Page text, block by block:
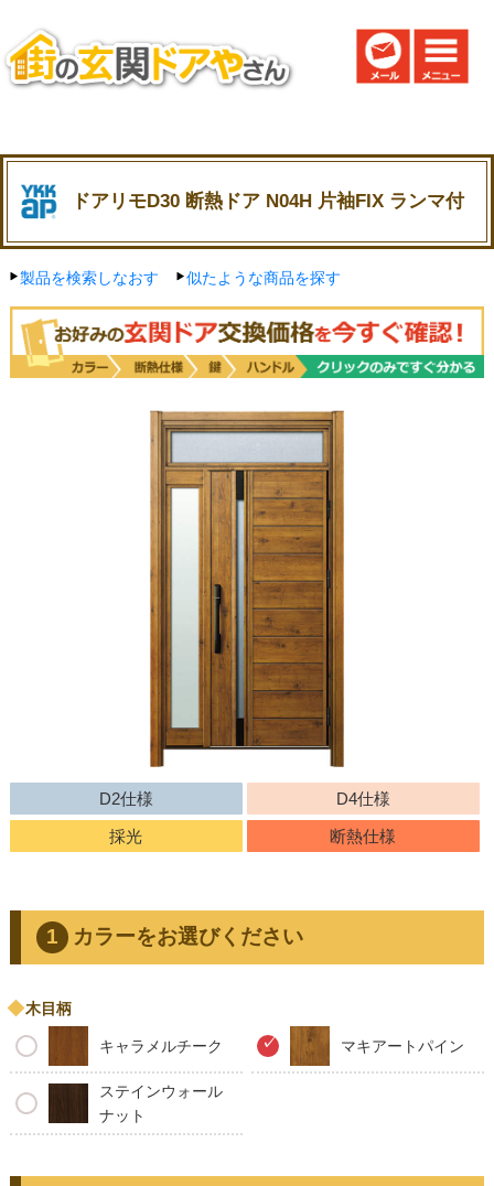
ドアリモD30 断熱ドア N04H 片袖FIX ランマ付
製品を検索しなおす 似たような商品を探す
D2仕様
D4仕様
採光
断熱仕様
カラーをお選びください
木目柄
キャラメルチーク マキアートパイン
ステインウォール
ナット